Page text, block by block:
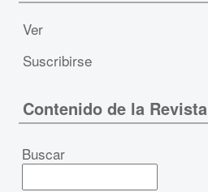
Ver
Suscribirse
Contenido de la Revista
Buscar